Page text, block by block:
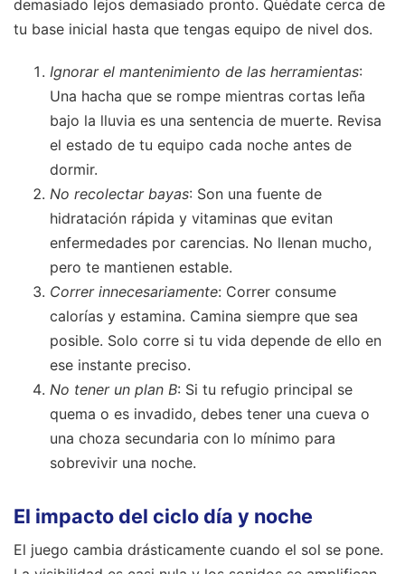
demasiado lejos demasiado pronto. Quédate cerca de
tu base inicial hasta que tengas equipo de nivel dos.
Ignorar el mantenimiento de las herramientas:
Una hacha que se rompe mientras cortas leña
bajo la lluvia es una sentencia de muerte. Revisa
el estado de tu equipo cada noche antes de
dormir.
No recolectar bayas: Son una fuente de
hidratación rápida y vitaminas que evitan
enfermedades por carencias. No llenan mucho,
pero te mantienen estable.
Correr innecesariamente: Correr consume
calorías y estamina. Camina siempre que sea
posible. Solo corre si tu vida depende de ello en
ese instante preciso.
No tener un plan B: Si tu refugio principal se
quema o es invadido, debes tener una cueva o
una choza secundaria con lo mínimo para
sobrevivir una noche.
El impacto del ciclo día y noche
El juego cambia drásticamente cuando el sol se pone.